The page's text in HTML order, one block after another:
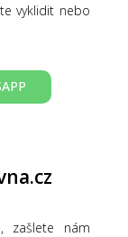
vyklidit nebo
zašlete nám